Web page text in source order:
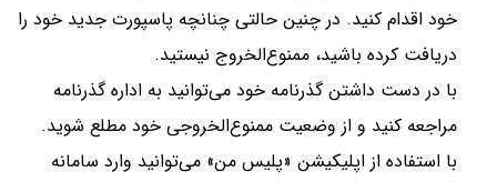
خود اقدام کنید. در چنین حالتی چنانچه پاسپورت جدید خود را
دریافت کرده باشید، ممنوع‌الخروج نیستید.
با در دست داشتن گذرنامه خود می‌توانید به اداره گذرنامه
مراجعه کنید و از وضعیت ممنوع‌الخروجی خود مطلع شوید.
با استفاده از اپلیکیشن «پلیس من» می‌توانید وارد سامانه